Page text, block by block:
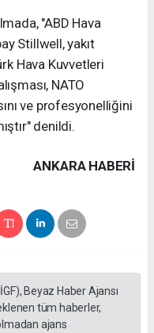
"ABD Hava
Stillwell, yakıt
Hava Kuvvetleri
NATO
ve profesyonelliğini
denildi.
ANKARA HABERİ
Beyaz Haber Ajansı
tüm haberler,
ajans